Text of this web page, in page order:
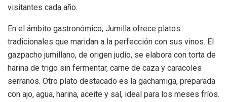
visitantes cada año.
En el ámbito gastronómico, Jumilla ofrece platos
tradicionales que maridan a la perfección con sus vinos. El
gazpacho jumillano, de origen judío, se elabora con torta de
harina de trigo sin fermentar, carne de caza y caracoles
serranos. Otro plato destacado es la gachamiga, preparada
con ajo, agua, harina, aceite y sal, ideal para los meses fríos.